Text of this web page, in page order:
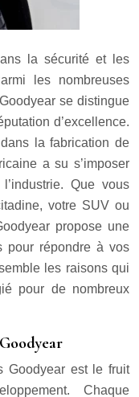
la sécurité et les
les nombreuses
se distingue
d’excellence.
la fabrication de
a su s’imposer
Que vous
votre SUV ou
propose une
pour répondre à vos
les raisons qui
pour de nombreux
Goodyear est le fruit
Chaque